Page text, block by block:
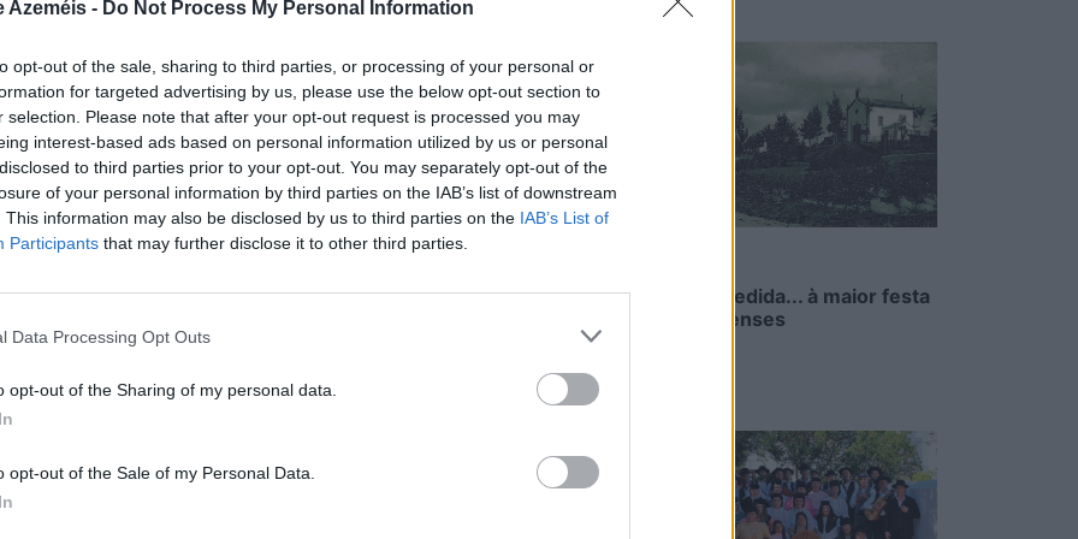
Azeméis - Do Not Process My Personal Information
opt-out of the sale, sharing to third parties, or processing of your personal or
for targeted advertising by us, please use the below opt-out section to
selection. Please note that after your opt-out request is processed you may
interest-based ads based on personal information utilized by us or personal
to third parties prior to your opt-out. You may separately opt-out of the
of your personal information by third parties on the IAB’s list of downstream
This information may also be disclosed by us to third parties on the IAB’s List of
Participants that may further disclose it to other third parties.
Data Processing Opt Outs
opt-out of the Sharing of my personal data.
opt-out of the Sale of my Personal Data.
conviver e temos aqui umas senhoras que são um
rir e sentimos-mos muito alegres”
Maria José, da freguesia de Macinhata da Seixa
gostei muito de convívio com pessoas animadas”
Maria Odete Neves, da freguesia de Pindelo
atividades muito bonitas e estes encontros são muito
a gente conviver, conhecer pessoas”
Teresa Ferreira, da freguesia de Oliveira de Azeméis
Da chuva pedida... à maior festa
dos oliveirenses